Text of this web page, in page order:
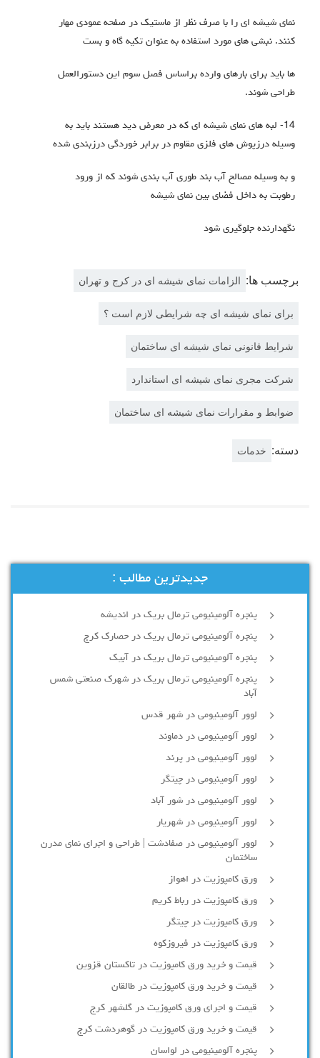
نماي شیشه اي را با صرف نظر از ماستیک در صفحه عمودي مهار
کنند. نبشی هاي مورد استفاده به عنوان تکیه گاه و بست
ها باید براي بارهاي وارده براساس فصل سوم این دستورالعمل
طراحی شوند.
14- لبه هاي نماي شیشه اي که در معرض دید هستند باید به
وسیله درزپوش هاي فلزي مقاوم در برابر خوردگی درزبندي شده
و به وسیله مصالح آب بند طوري آب بندي شوند که از ورود
رطوبت به داخل فضاي بین نماي شیشه
نگهدارنده جلوگیري شود
برچسب ها: الزامات نمای شیشه ای در کرج و تهران
برای نمای شیشه ای چه شرایطی لازم است ؟
شرایط قانونی نمای شیشه ای ساختمان
شرکت مجری نمای شیشه ای استاندارد
ضوابط و مقرارات نمای شیشه ای ساختمان
دسته: خدمات
جدیدترین مطالب :
پنجره آلومینیومی ترمال بریک در اندیشه
پنجره آلومینیومی ترمال بریک در حصارک کرج
پنجره آلومینیومی ترمال بریک در آبیک
پنجره آلومینیومی ترمال بریک در شهرک صنعتی شمس
آباد
لوور آلومینیومی در شهر قدس
لوور آلومینیومی در دماوند
لوور آلومینیومی در پرند
لوور آلومینیومی در چیتگر
لوور آلومینیومی در شور آباد
لوور آلومينيومي در شهريار
لوور آلومینیومی در صفادشت | طراحی و اجرای نمای مدرن
ساختمان
ورق کامپوزیت در اهواز
ورق کامپوزیت در رباط کریم
ورق کامپوزیت در چیتگر
ورق کامپوزیت در فیروزکوه
قیمت و خرید ورق کامپوزیت در تاکستان قزوین
قیمت و خرید ورق کامپوزیت در طالقان
قیمت و اجرای ورق کامپوزیت در گلشهر کرج
قیمت و خرید ورق کامپوزیت در گوهردشت کرج
پنجره آلومینیومی در لواسان